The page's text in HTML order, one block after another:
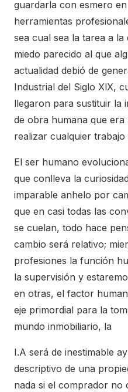
guardarla con esmero
herramientas
sea cual sea la tarea a
miedo parecido al que
actualidad debió de
Industrial del Siglo XlX,
llegaron para sustituir la
de obra humana que
realizar cualquier
El ser humano
que conlleva la
imparable anhelo por
que en casi todas las
se cuelan, todo hace
cambio será relativo;
profesiones la función
la supervisión y
en otras, el factor
eje primordial para la
mundo inmobiliario, la
I.A será de inestimable
descriptivo de una
nada si el comprador no